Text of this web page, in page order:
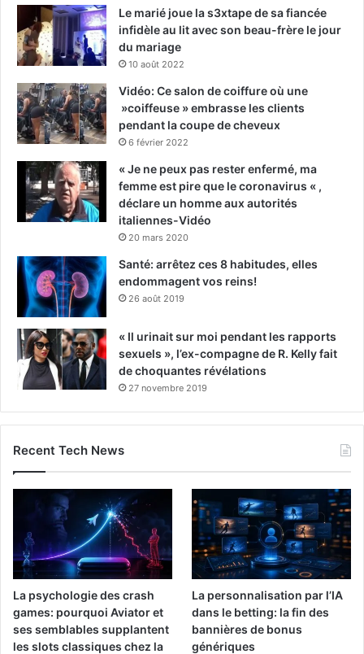
Le marié joue la s3xtape de sa fiancée
infidèle au lit avec son beau-frère le jour
du mariage
10 août 2022
Vidéo: Ce salon de coiffure où une
»coiffeuse » embrasse les clients
pendant la coupe de cheveux
6 février 2022
« Je ne peux pas rester enfermé, ma
femme est pire que le coronavirus « ,
déclare un homme aux autorités
italiennes-Vidéo
20 mars 2020
Santé: arrêtez ces 8 habitudes, elles
endommagent vos reins!
26 août 2019
« Il urinait sur moi pendant les rapports
sexuels », l’ex-compagne de R. Kelly fait
de choquantes révélations
27 novembre 2019
Recent Tech News
La psychologie des crash
games: pourquoi Aviator et
ses semblables supplantent
les slots classiques chez la
La personnalisation par l’IA
dans le betting: la fin des
bannières de bonus
génériques